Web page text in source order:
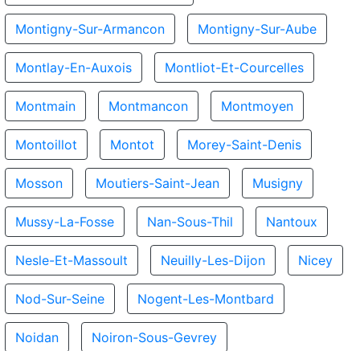
Montigny-Sur-Armancon Montigny-Sur-Aube
Montlay-En-Auxois Montliot-Et-Courcelles
Montmain Montmancon Montmoyen
Montoillot Montot Morey-Saint-Denis
Mosson Moutiers-Saint-Jean Musigny
Mussy-La-Fosse Nan-Sous-Thil Nantoux
Nesle-Et-Massoult Neuilly-Les-Dijon Nicey
Nod-Sur-Seine Nogent-Les-Montbard
Noidan Noiron-Sous-Gevrey